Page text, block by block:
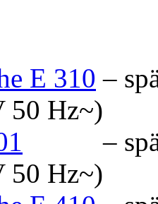
E 310 –
50 Hz~)
–
50 Hz~)